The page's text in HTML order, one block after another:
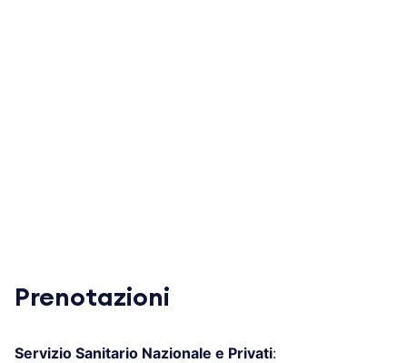
Prenotazioni
Servizio Sanitario Nazionale e Privati: